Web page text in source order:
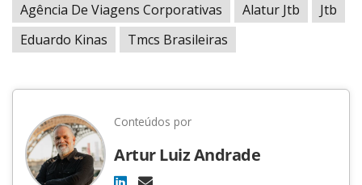
Agência De Viagens Corporativas Alatur Jtb
Jtb
Eduardo Kinas
Tmcs Brasileiras
Conteúdos por
Artur Luiz Andrade